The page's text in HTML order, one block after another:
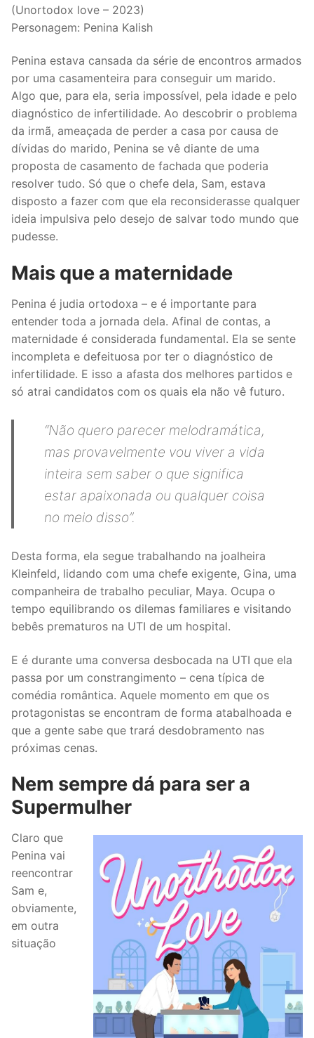
(Unortodox love – 2023)
Personagem: Penina Kalish
Penina estava cansada da série de encontros armados
por uma casamenteira para conseguir um marido.
Algo que, para ela, seria impossível, pela idade e pelo
diagnóstico de infertilidade. Ao descobrir o problema
da irmã, ameaçada de perder a casa por causa de
dívidas do marido, Penina se vê diante de uma
proposta de casamento de fachada que poderia
resolver tudo. Só que o chefe dela, Sam, estava
disposto a fazer com que ela reconsiderasse qualquer
ideia impulsiva pelo desejo de salvar todo mundo que
pudesse.
Mais que a maternidade
Penina é judia ortodoxa – e é importante para
entender toda a jornada dela. Afinal de contas, a
maternidade é considerada fundamental. Ela se sente
incompleta e defeituosa por ter o diagnóstico de
infertilidade. E isso a afasta dos melhores partidos e
só atrai candidatos com os quais ela não vê futuro.
“Não quero parecer melodramática,
mas provavelmente vou viver a vida
inteira sem saber o que significa
estar apaixonada ou qualquer coisa
no meio disso”.
Desta forma, ela segue trabalhando na joalheira
Kleinfeld, lidando com uma chefe exigente, Gina, uma
companheira de trabalho peculiar, Maya. Ocupa o
tempo equilibrando os dilemas familiares e visitando
bebês prematuros na UTI de um hospital.
E é durante uma conversa desbocada na UTI que ela
passa por um constrangimento – cena típica de
comédia romântica. Aquele momento em que os
protagonistas se encontram de forma atabalhoada e
que a gente sabe que trará desdobramento nas
próximas cenas.
Nem sempre dá para ser a
Supermulher
Claro que
Penina vai
reencontrar
Sam e,
obviamente,
em outra
situação